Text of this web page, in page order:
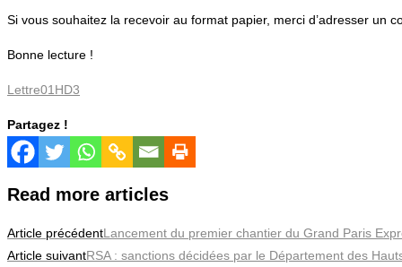
Si vous souhaitez la recevoir au format papier, merci d’adresser un
Bonne lecture !
Lettre01HD3
Partagez !
Read more articles
Article précédentLancement du premier chantier du Grand Paris
Article suivantRSA : sanctions décidées par le Département des